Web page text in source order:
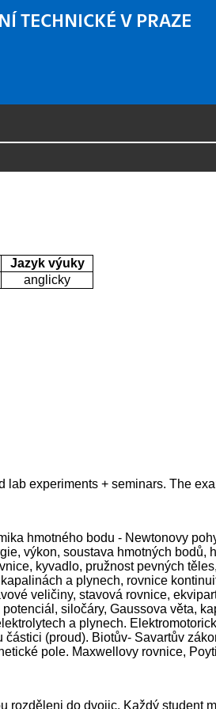
TECHNICKÉ V PRAZE
Jazyk výuky
anglicky
experiments + seminars. The
hmotného bodu - Newtonovy
výkon, soustava hmotných
kyvadlo, pružnost pevných
a plynech, rovnice
veličiny, stavová rovnice,
siločáry, Gaussova věta,
a plynech.
(proud). Biotův- Savartův
pole. Maxwellovy rovnice,
rozděleni do dvojic. Každý student